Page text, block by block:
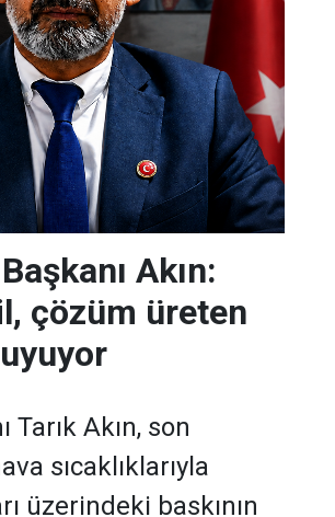
Akın:
çözüm üreten
Akın, son
sıcaklıklarıyla
üzerindeki baskının